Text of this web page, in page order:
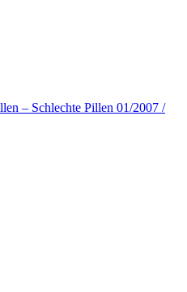
– Schlechte Pillen 01/2007 /